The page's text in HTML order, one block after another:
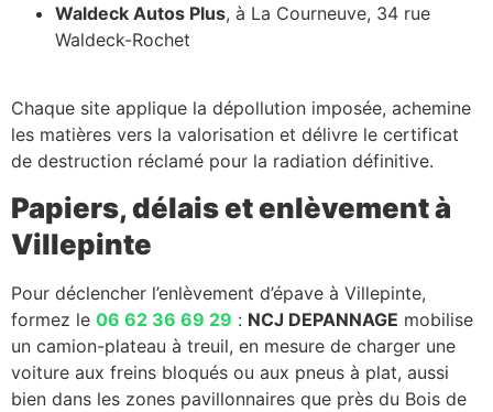
Waldeck Autos Plus, à La Courneuve, 34 rue
Waldeck-Rochet
Chaque site applique la dépollution imposée, achemine
les matières vers la valorisation et délivre le certificat
de destruction réclamé pour la radiation définitive.
Papiers, délais et enlèvement à
Villepinte
Pour déclencher l’enlèvement d’épave à Villepinte,
formez le 06 62 36 69 29 : NCJ DEPANNAGE mobilise
un camion-plateau à treuil, en mesure de charger une
voiture aux freins bloqués ou aux pneus à plat, aussi
bien dans les zones pavillonnaires que près du Bois de